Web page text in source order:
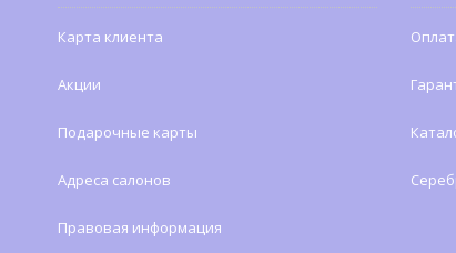
Карта клиента
Акции
Подарочные карты
Адреса салонов
Правовая информация